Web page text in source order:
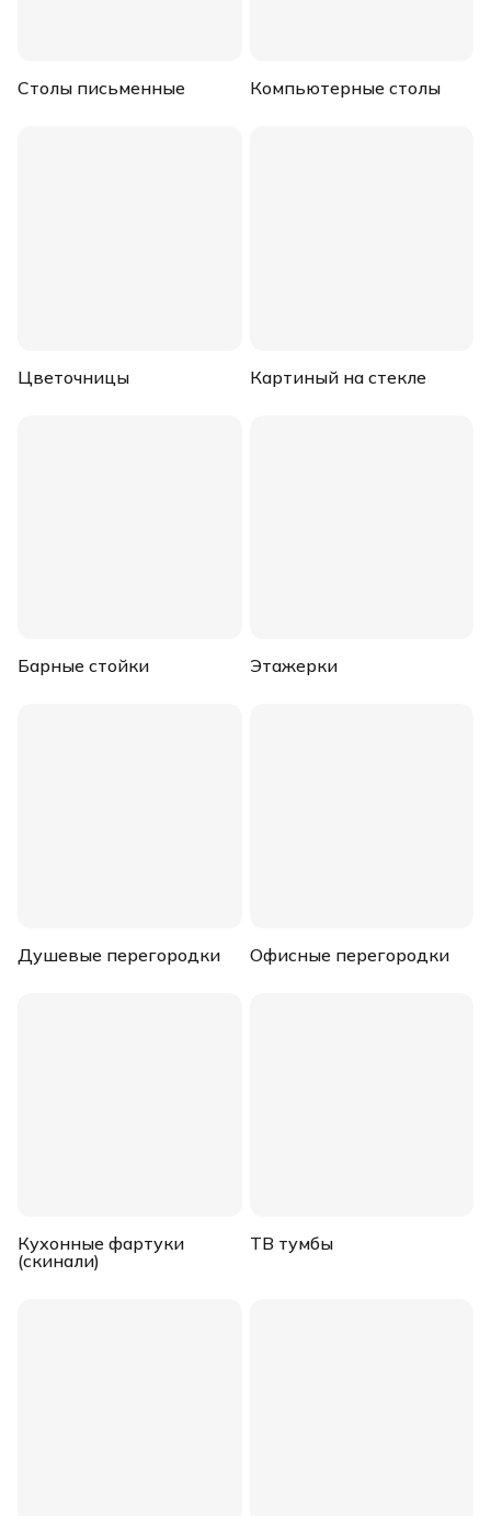
Столы письменные Компьютерные столы
Цветочницы Картиный на стекле
Барные стойки Этажерки
Душевые перегородки Офисные перегородки
Кухонные фартуки
(скинали)
ТВ тумбы